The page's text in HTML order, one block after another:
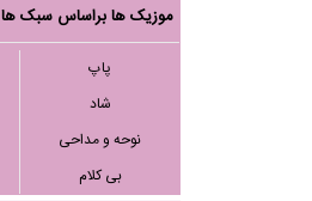
موزیک ها براساس سبک ها
پاپ
شاد
نوحه و مداحی
بی کلام